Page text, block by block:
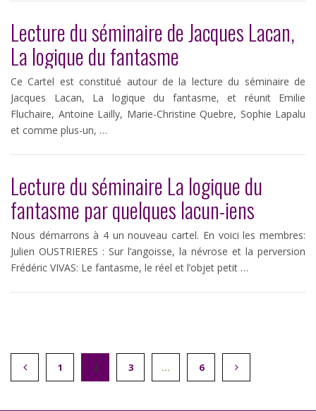
Lecture du séminaire de Jacques Lacan,
La logique du fantasme
Ce Cartel est constitué autour de la lecture du séminaire de
Jacques Lacan, La logique du fantasme, et réunit Emilie
Fluchaire, Antoine Lailly, Marie-Christine Quebre, Sophie Lapalu
et comme plus-un, …
Lecture du séminaire La logique du
fantasme par quelques lacun-iens
Nous démarrons à 4 un nouveau cartel. En voici les membres:
Julien OUSTRIERES : Sur l’angoisse, la névrose et la perversion
Frédéric VIVAS: Le fantasme, le réel et l’objet petit …
1 2 3 … 6